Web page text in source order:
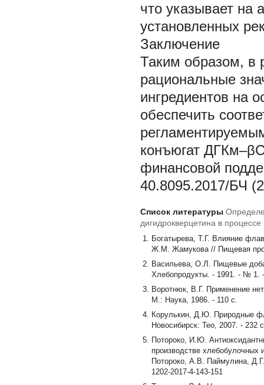
что указывает на
установленных
Заключение
Таким образом, в
рациональные
ингредиентов на
обеспечить
конъюгат
финансовой
40.8095.2017/БЧ
Список литературы
дигидрокверцетина в
Богатырева, Т.Г. Влияние
Ж.М. Жамукова // Пищевая
Васильева, О.Л. Пищевые
Хлебопродукты. - 1991. - № 1.
Воротнюк, В.Г. Применение
М.: Наука, 1986. - 110 с.
Корулькин, Д.Ю. Природные
Новосибирск: Тео, 2007. - 232
Потороко, И.Ю.
производстве
Потороко, А.В. Паймулина,
1202-2017-4-143-151